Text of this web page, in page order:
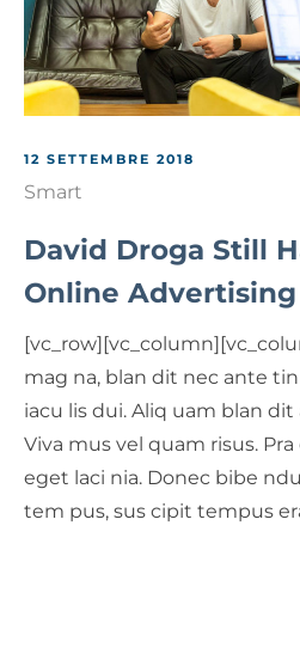
12 SETTEMBRE 2018
Smart
David Droga Still
Online Advertising
mag na, blan dit nec ante
iacu lis dui. Aliq uam blan
Viva mus vel quam risus.
eget laci nia. Donec bibe
tem pus, sus cipit tempus